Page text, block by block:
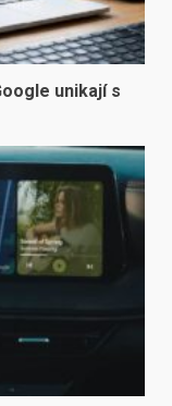
unikají s